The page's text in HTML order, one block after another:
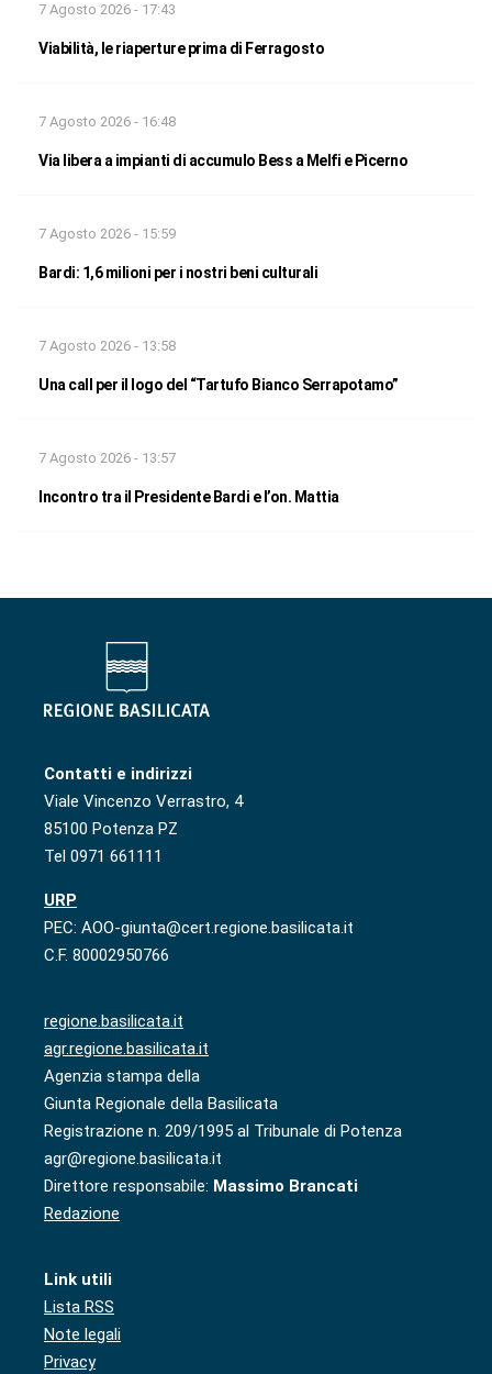
7 Agosto 2026 - 17:43
Viabilità, le riaperture prima di Ferragosto
7 Agosto 2026 - 16:48
Via libera a impianti di accumulo Bess a Melfi e Picerno
7 Agosto 2026 - 15:59
Bardi: 1,6 milioni per i nostri beni culturali
7 Agosto 2026 - 13:58
Una call per il logo del “Tartufo Bianco Serrapotamo”
7 Agosto 2026 - 13:57
Incontro tra il Presidente Bardi e l’on. Mattia
Contatti e indirizzi
Viale Vincenzo Verrastro, 4
85100 Potenza PZ
Tel 0971 661111
URP
PEC: AOO-giunta@cert.regione.basilicata.it
C.F. 80002950766
regione.basilicata.it
agr.regione.basilicata.it
Agenzia stampa della
Giunta Regionale della Basilicata
Registrazione n. 209/1995 al Tribunale di Potenza
agr@regione.basilicata.it
Direttore responsabile: Massimo Brancati
Redazione
Link utili
Lista RSS
Note legali
Privacy